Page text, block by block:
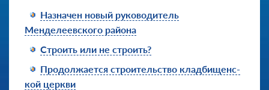
Назначен новый руководитель
Менделеевского района
Строить или не строить?
Продолжает­ся строительс­тво кладбищенс­
кой церкви